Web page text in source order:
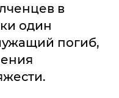
в
один
погиб,